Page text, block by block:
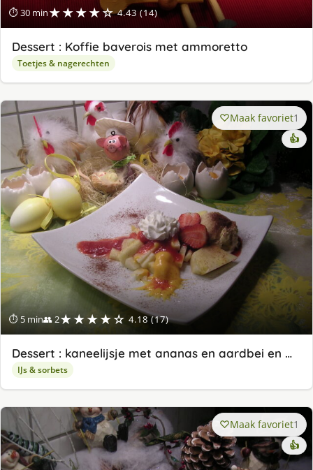
⏱ 30 min★★★★☆ 4.43 (14)
Dessert : Koffie baverois met ammoretto
Toetjes & nagerechten
⏱ 5 min👥 2★★★★☆ 4.18 (17)
Maak favoriet1
👍
Dessert : kaneelijsje met ananas en aardbei en …
IJs & sorbets
Maak favoriet1
👍